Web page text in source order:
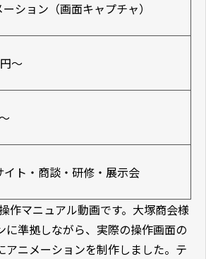
ション（画面キャプチャ）
〜
イト・商談・研修・展示会
作マニュアル動画です。大塚商会様
に準拠しながら、実際の操作画面の
アニメーションを制作しました。テ